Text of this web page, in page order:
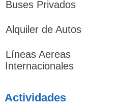
Buses Privados
Alquiler de Autos
Líneas Aereas
Internacionales
Actividades